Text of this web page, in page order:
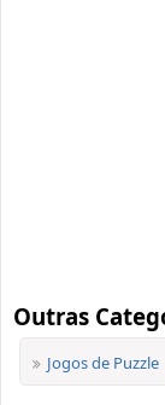
Outras
Jogos de Puzzle